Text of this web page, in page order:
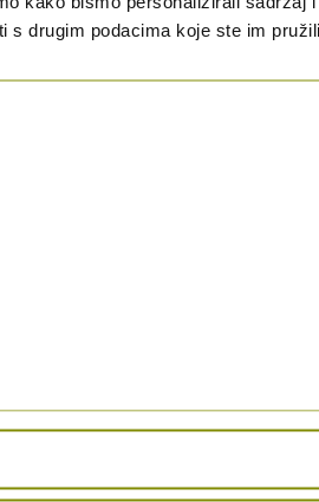
s drugim podacima koje ste im